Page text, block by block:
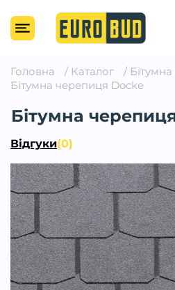
Головна / Каталог /
Бітумна черепиця Docke
Бітумна
Відгуки(0)